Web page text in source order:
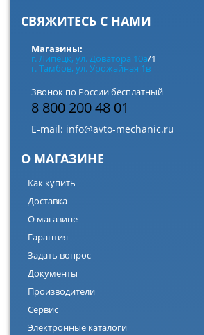
СВЯЖИТЕСЬ С НАМИ
Магазины:
г. Липецк, ул. Доватора 10а/1
г. Тамбов, ул. Урожайная 1в
Звонок по России бесплатный
8 800 200 48 01
E-mail: info@avto-mechanic.ru
О МАГАЗИНЕ
Как купить
Доставка
О магазине
Гарантия
Задать вопрос
Документы
Производители
Сервис
Электронные каталоги